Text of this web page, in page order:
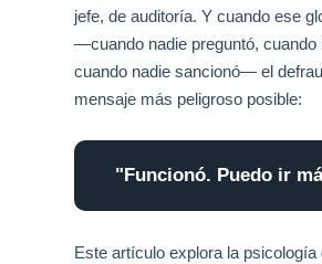
jefe, de auditoría. Y cuando ese
—cuando nadie preguntó, cuando
cuando nadie sancionó— el
mensaje más peligroso posible:
"Funcionó. Puedo ir
Este artículo explora la psicología